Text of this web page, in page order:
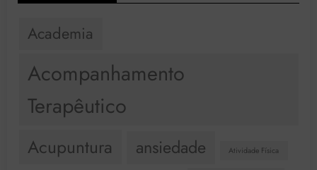
Academia
Acompanhamento
Terapêutico
Acupuntura ansiedade Atividade Física